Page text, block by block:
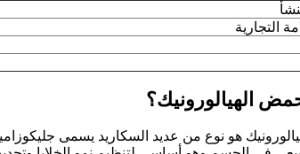
التجارية
الهيالورونيك؟
هو نوع من عديد السكاريد يسمى